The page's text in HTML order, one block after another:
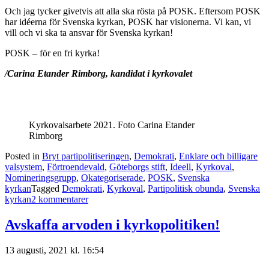
Och jag tycker givetvis att alla ska rösta på POSK. Eftersom POSK
har idéerna för Svenska kyrkan, POSK har visionerna. Vi kan, vi
vill och vi ska ta ansvar för Svenska kyrkan!
POSK – för en fri kyrka!
/Carina Etander Rimborg, kandidat i kyrkovalet
Kyrkovalsarbete 2021. Foto Carina Etander
Rimborg
Posted in Bryt partipolitiseringen, Demokrati, Enklare och billigare
valsystem, Förtroendevald, Göteborgs stift, Ideell, Kyrkoval,
Nomineringsgrupp, Okategoriserade, POSK, Svenska
kyrkanTagged Demokrati, Kyrkoval, Partipolitisk obunda, Svenska
kyrkan2 kommentarertill
packade
Avskaffa arvoden i kyrkopolitiken!
13 augusti, 2021 kl. 16:54